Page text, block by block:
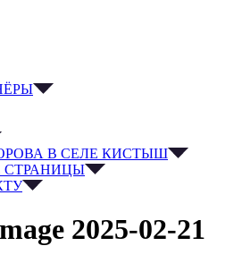
В СЕЛЕ КИСТЫШ
СТРАНИЦЫ
2025-02-21